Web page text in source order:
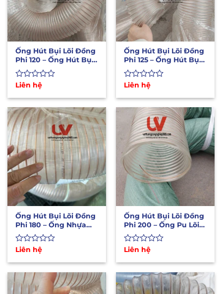
Ống Hút Bụi Lõi Đồng
Phi 120 – Ống Hút Bụi
Chịu Nhiệt Độ Cao
Được
hạng
0
5
sao
Liên hệ
Ống Hút Bụi Lõi Đồng
Phi 125 – Ống Hút Bụi
Lắp Máy CNC
Được
hạng
0
sao
Liên hệ
Ống Hút Bụi Lõi Đồng
Phi 180 – Ống Nhựa
Hút Bụi Công Nghiêp
Được
hạng
0
sao
Liên hệ
Ống Hút Bụi Lõi Đồng
Phi 200 – Ống Pu Lõi
Thép Mạ Đồng Hút
Bụi
Được
hạng
0
5
sao
Liên hệ